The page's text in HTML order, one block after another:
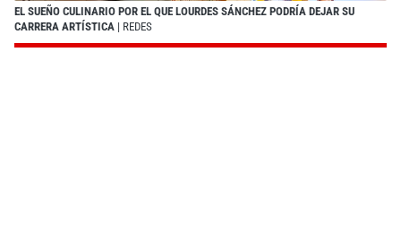
EL SUEÑO CULINARIO POR EL QUE LOURDES SÁNCHEZ PODRÍA DEJAR SU
CARRERA ARTÍSTICA | REDES